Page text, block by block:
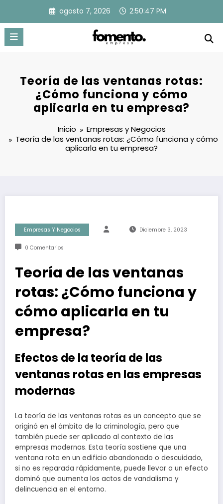
contenido
agosto 7, 2026 2:50:48 PM
Teoría de las ventanas rotas:
¿Cómo funciona y cómo
aplicarla en tu empresa?
Inicio
Empresas y Negocios
Teoría de las ventanas rotas: ¿Cómo funciona y cómo
aplicarla en tu empresa?
Empresas Y Negocios Diciembre 3, 2023
0 Comentarios
Teoría de las ventanas
rotas: ¿Cómo funciona y
cómo aplicarla en tu
empresa?
Efectos de la teoría de las
ventanas rotas en las empresas
modernas
La teoría de las ventanas rotas es un concepto que se
originó en el ámbito de la criminología, pero que
también puede ser aplicado al contexto de las
empresas modernas. Esta teoría sostiene que una
ventana rota en un edificio abandonado o descuidado,
si no es reparada rápidamente, puede llevar a un efecto
dominó que aumenta los actos de vandalismo y
delincuencia en el entorno.